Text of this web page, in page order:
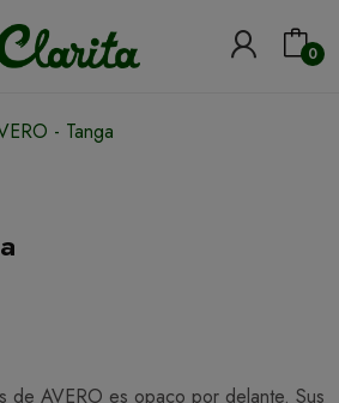
0
- Tanga
de AVERO es opaco por delante. Sus